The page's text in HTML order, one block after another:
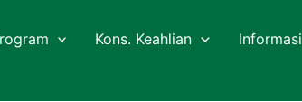
Kons. Keahlian Informasi